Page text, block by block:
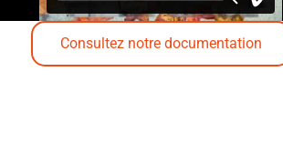
Consultez notre documentation